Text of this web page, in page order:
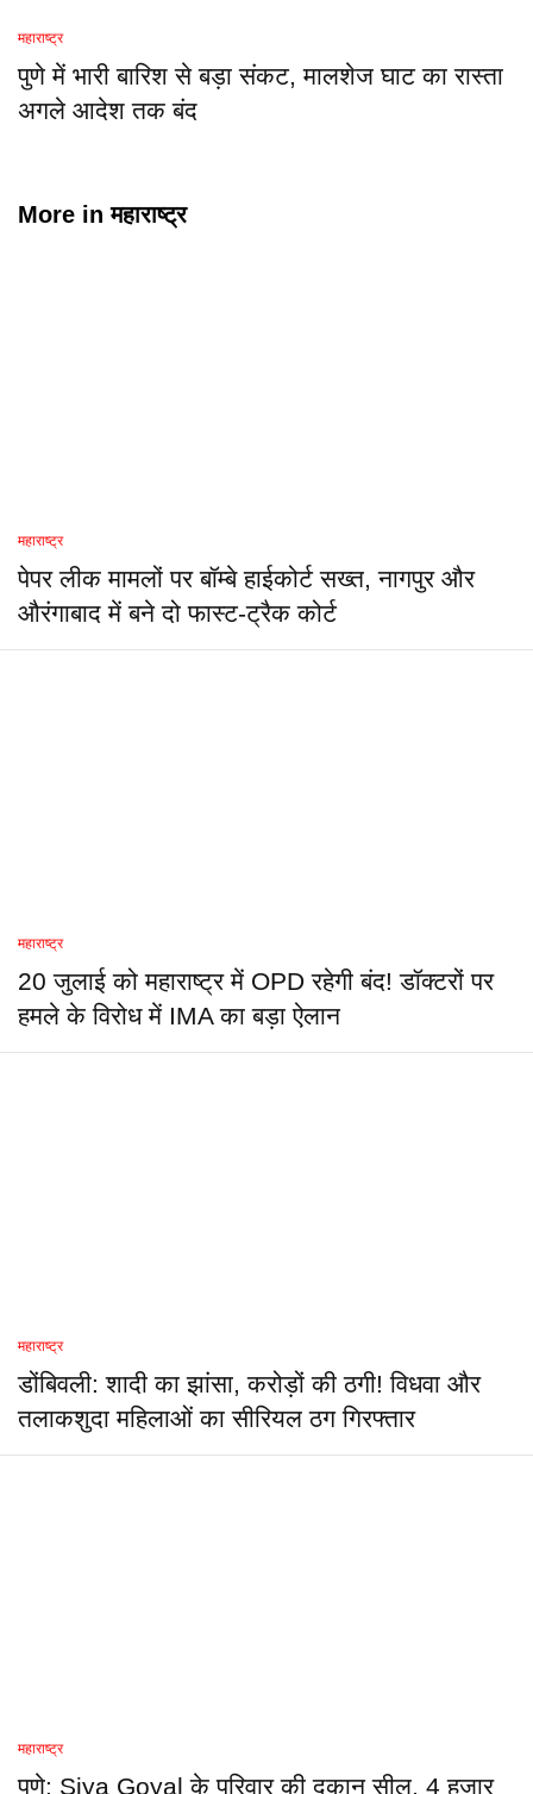
महाराष्ट्र
पुणे में भारी बारिश से बड़ा संकट, मालशेज घाट का रास्ता
अगले आदेश तक बंद
More inमहाराष्ट्र
महाराष्ट्र
पेपर लीक मामलों पर बॉम्बे हाईकोर्ट सख्त, नागपुर और
औरंगाबाद में बने दो फास्ट-ट्रैक कोर्ट
महाराष्ट्र
20 जुलाई को महाराष्ट्र में OPD रहेगी बंद! डॉक्टरों पर
हमले के विरोध में IMA का बड़ा ऐलान
महाराष्ट्र
डोंबिवली: शादी का झांसा, करोड़ों की ठगी! विधवा और
तलाकशुदा महिलाओं का सीरियल ठग गिरफ्तार
महाराष्ट्र
पुणे: Siya Goyal के परिवार की दुकान सील, 4 हजार